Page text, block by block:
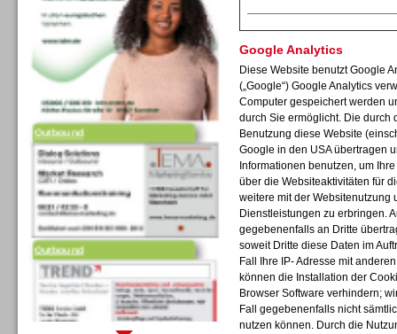
Outbound
Outbound
Google Analytics
Diese Website benutzt Google
(„Google“) Google Analytics
Computer gespeichert werden
durch Sie ermöglicht. Die durch
Benutzung diese Website
Google in den USA übertragen
Informationen benutzen, um
über die Websiteaktivitäten für
weitere mit der Websitenutzung
Dienstleistungen zu erbringen.
gegebenenfalls an Dritte
soweit Dritte diese Daten im
Fall Ihre IP- Adresse mit
können die Installation der
Browser Software verhindern;
Fall gegebenenfalls nicht
nutzen können. Durch die